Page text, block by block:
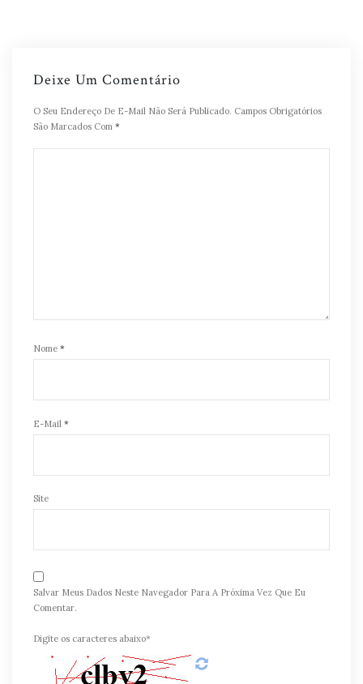
Deixe Um Comentário
O Seu Endereço De E-Mail Não Será Publicado. Campos Obrigatórios
São Marcados Com *
Nome *
E-Mail *
Site
Salvar Meus Dados Neste Navegador Para A Próxima Vez Que Eu
Comentar.
Digite os caracteres abaixo*